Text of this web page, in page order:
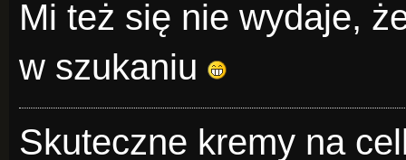
Mi też się nie wydaje,
w szukaniu
Skuteczne kremy na